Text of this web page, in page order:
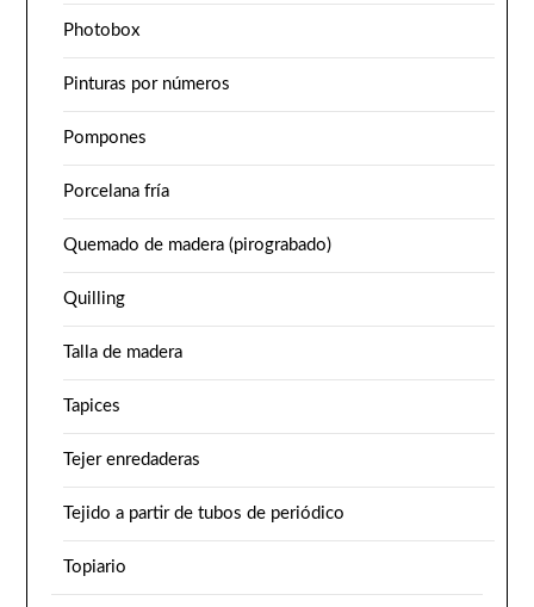
Photobox
Pinturas por números
Pompones
Porcelana fría
Quemado de madera (pirograbado)
Quilling
Talla de madera
Tapices
Tejer enredaderas
Tejido a partir de tubos de periódico
Topiario